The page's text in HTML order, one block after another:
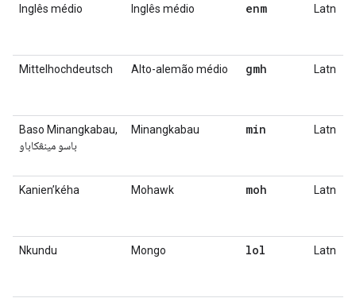
Inglês médio Inglês médio enm Latn
Mittelhochdeutsch Alto-alemão médio gmh Latn
Baso Minangkabau,
باسو مينڠكاباو
Minangkabau min Latn
Kanienʼkéha Mohawk moh Latn
Nkundu Mongo lol Latn